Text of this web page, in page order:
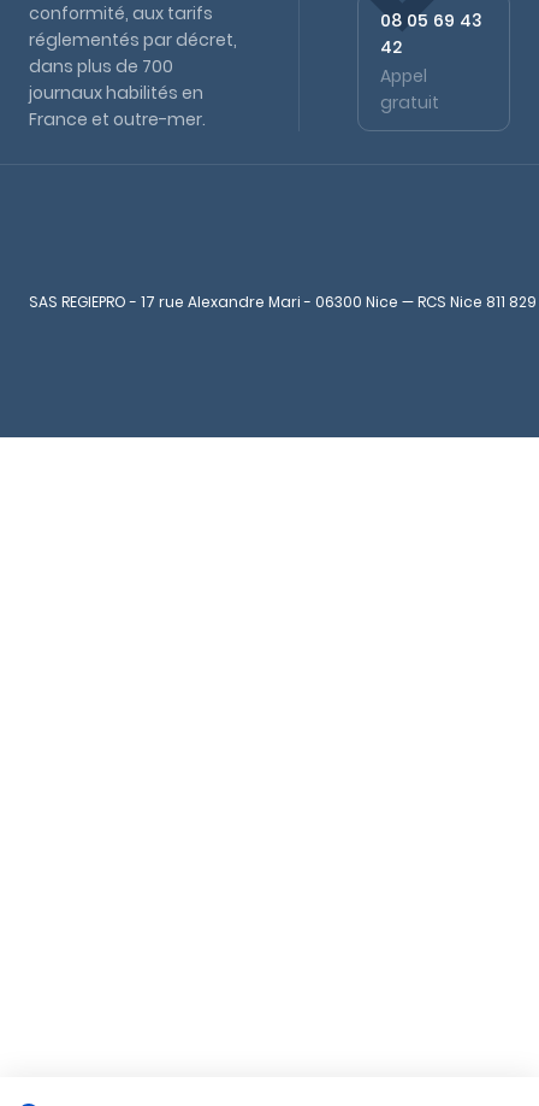
conformité, aux tarifs
réglementés par décret,
dans plus de 700
journaux habilités en
France et outre-mer.
08 05 69 43
42
Appel
gratuit
SAS REGIEPRO - 17 rue Alexandre Mari - 06300 Nice — RCS Nice 811